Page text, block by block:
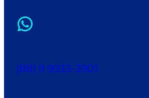
WhatsApp
(88) 9 9933-3901